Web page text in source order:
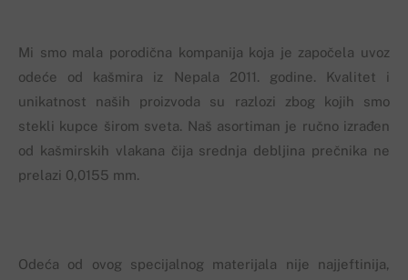
Mi smo mala porodična kompanija koja je započela uvoz
odeće od kašmira iz Nepala 2011. godine. Kvalitet i
unikatnost naših proizvoda su razlozi zbog kojih smo
stekli kupce širom sveta. Naš asortiman je ručno izrađen
od kašmirskih vlakana čija srednja debljina prečnika ne
prelazi 0,0155 mm.
Odeća od ovog specijalnog materijala nije najjeftinija,